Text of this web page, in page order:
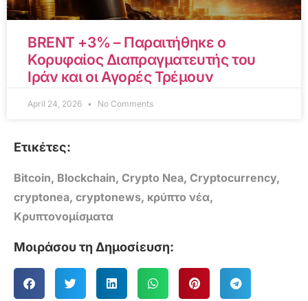
BRENT +3% – Παραιτήθηκε ο
Κορυφαίος Διαπραγματευτής του
Ιράν και οι Αγορές Τρέμουν
April 24, 2026 No Comments
Ετικέτες:
Bitcoin, Blockchain, Crypto Nea, Cryptocurrency,
cryptonea, cryptonews, κρύπτο νέα,
Κρυπτονομίσματα
Μοιράσου τη Δημοσίευση: